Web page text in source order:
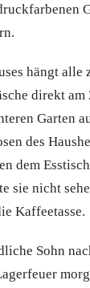
hängt alle
direkt am
Garten
des
dem
sie nicht
Kaffeetasse.
Sohn